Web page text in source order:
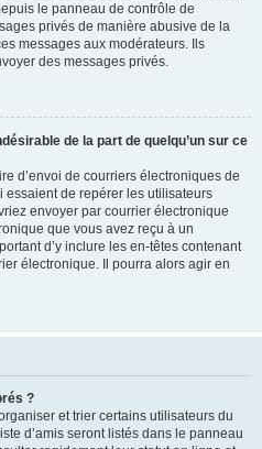
le panneau de contrôle de
privés de manière abusive de la
messages aux modérateurs. Ils
des messages privés.
de la part de quelqu’un sur ce
d’envoi de courriers électroniques de
essaient de repérer les utilisateurs
envoyer par courrier électronique
que vous avez reçu à un
d’y inclure les en-têtes contenant
électronique. Il pourra alors agir en
?
et trier certains utilisateurs du
d’amis seront listés dans le panneau